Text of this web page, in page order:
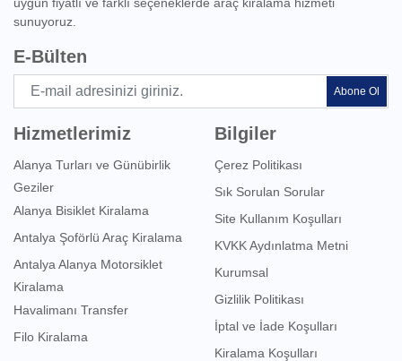
sunuyoruz.
E-Bülten
Abone Ol
Hizmetlerimiz
Alanya Turları ve Günübirlik
Geziler
Alanya Bisiklet Kiralama
Antalya Şoförlü Araç Kiralama
Antalya Alanya Motorsiklet
Kiralama
Havalimanı Transfer
Filo Kiralama
Bilgiler
Çerez Politikası
Sık Sorulan Sorular
Site Kullanım Koşulları
KVKK Aydınlatma Metni
Kurumsal
Gizlilik Politikası
İptal ve İade Koşulları
Kiralama Koşulları